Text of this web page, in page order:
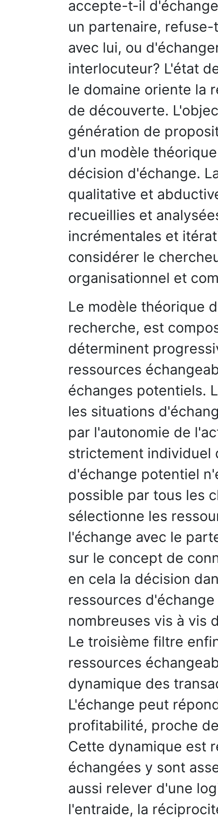
accepte-t-il
un partenaire,
avec lui, ou
interlocuteur? L'état
le domaine oriente la
de découverte.
génération de
d'un modèle
décision d'échange.
qualitative et
recueillies et
incrémentales et
considérer le
organisationnel et
Le modèle théorique
recherche, est
déterminent
ressources
échanges potentiels.
les situations
par l'autonomie de
strictement individuel
d'échange potentiel
possible par tous les
sélectionne les
l'échange avec le
sur le concept de
en cela la décision
ressources
nombreuses vis à vis
Le troisième filtre
ressources
dynamique des
L'échange peut
profitabilité, proche
Cette dynamique est
échangées y sont
aussi relever d'une
l'entraide, la